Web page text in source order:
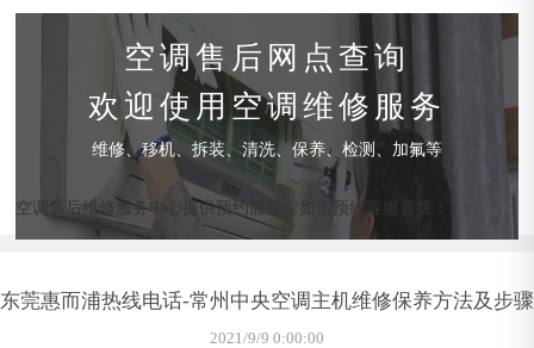
空调售后网点查询
欢迎使用空调维修服务
维修、移机、拆装、清洗、保养、检测、加氟等
空调售后维修服务中心提供预约服务，如需预约客服直拨：
东莞惠而浦热线电话-常州中央空调主机维修保养方法及步骤
2021/9/9 0:00:00